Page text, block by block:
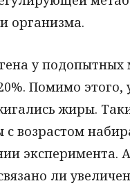
организма.
у
Помимо этого,
жиры.
возрастом
эксперимента.
ли